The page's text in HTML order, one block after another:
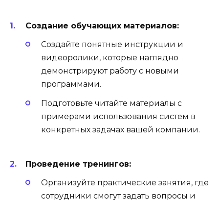
Создание обучающих материалов:
Создайте понятные инструкции и
видеоролики, которые наглядно
демонстрируют работу с новыми
программами.
Подготовьте читайте материалы с
примерами использования систем в
конкретных задачах вашей компании.
Проведение тренингов:
Организуйте практические занятия, где
сотрудники смогут задать вопросы и